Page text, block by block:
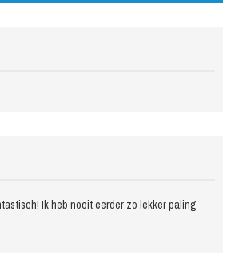
Ik heb nooit eerder zo lekker paling